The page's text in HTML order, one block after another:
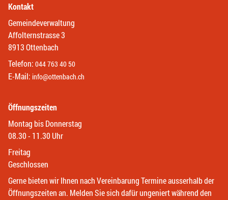
Kontakt
Gemeindeverwaltung
Affolternstrasse 3
8913 Ottenbach
Telefon: 044 763 40 50
E-Mail: info@ottenbach.ch
Öffnungszeiten
Montag bis Donnerstag
08.30 - 11.30 Uhr
Freitag
Geschlossen
Gerne bieten wir Ihnen nach Vereinbarung Termine ausserhalb der
Öffnungszeiten an. Melden Sie sich dafür ungeniert während den